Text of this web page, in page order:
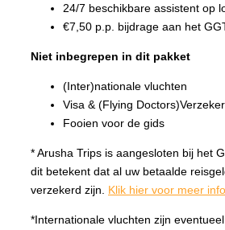
24/7 beschikbare assistent op
€7,50 p.p. bijdrage aan het
Niet inbegrepen in dit pakket
(Inter)nationale vluchten
Visa & (Flying
Fooien voor de gids
* Arusha Trips is aangesloten bij het
dit betekent dat al uw betaalde
verzekerd zijn. Klik hier voor meer
*Internationale vluchten zijn